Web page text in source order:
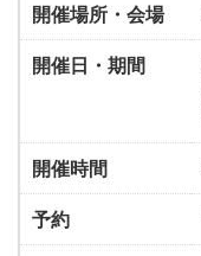
開催場所・会場
開催日・期間
開催時間
予約